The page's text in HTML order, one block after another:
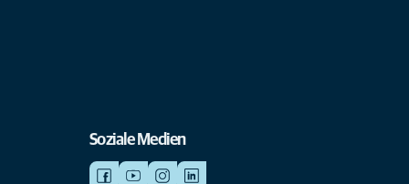
Soziale Medien